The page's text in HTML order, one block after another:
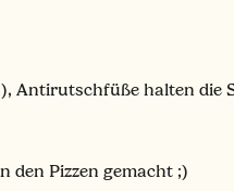
Antirutschfüße halten die
den Pizzen gemacht ;)